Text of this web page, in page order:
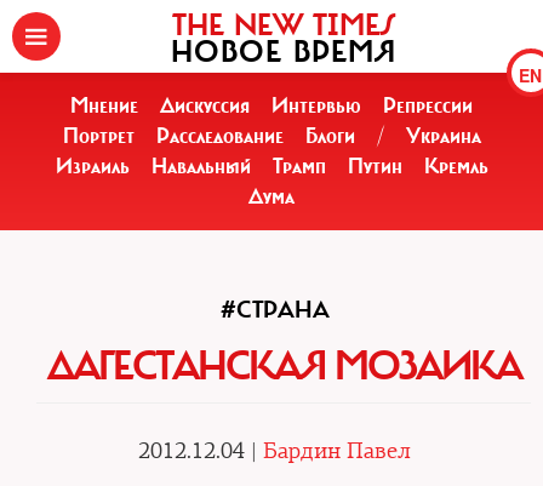
EN
THE NEW TIMES
НОВОЕ ВРЕМЯ
Мнение Дискуссия Интервью
Репрессии
Портрет
Расследование Блоги /
Украина
Израиль
Навальный Трамп Путин
Кремль
Дума
#СТРАНА
ДАГЕСТАНСКАЯ МОЗАИКА
2012.12.04 | Бардин Павел